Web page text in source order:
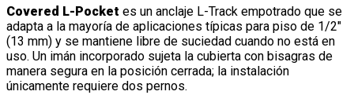
Covered L-Pocket es un anclaje L-Track empotrado que se
adapta a la mayoría de aplicaciones típicas para piso de 1/2″
(13 mm) y se mantiene libre de suciedad cuando no está en
uso. Un imán incorporado sujeta la cubierta con bisagras de
manera segura en la posición cerrada; la instalación
únicamente requiere dos pernos.